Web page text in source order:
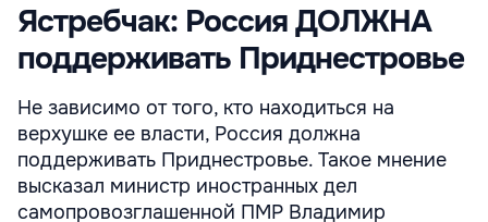
Ястребчак: Россия ДОЛЖНА
поддерживать Приднестровье
Не зависимо от того, кто находиться на
верхушке ее власти, Россия должна
поддерживать Приднестровье. Такое мнение
высказал министр иностранных дел
самопровозглашенной ПМР Владимир